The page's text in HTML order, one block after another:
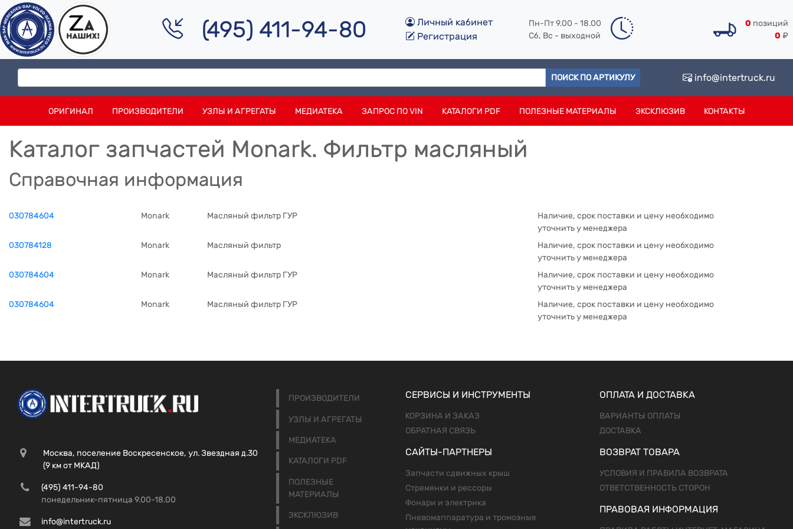
(495) 411-94-80
Личный кабинет
Регистрация
Пн-Пт 9.00 - 18.00
Сб, Вс - выходной
0 позиций
0 ₽
ПОИСК ПО АРТИКУЛУ info@intertruck.ru
ОРИГИНАЛ ПРОИЗВОДИТЕЛИ УЗЛЫ И АГРЕГАТЫ МЕДИАТЕКА ЗАПРОС ПО VIN КАТАЛОГИ PDF ПОЛЕЗНЫЕ МАТЕРИАЛЫ ЭКСКЛЮЗИВ КОНТАКТЫ
Каталог запчастей Monark. Фильтр масляный
Справочная информация
030784604 Monark Масляный фильтр ГУР
Наличие, срок поставки и цену необходимо
уточнить у менеджера
030784128
Monark Масляный фильтр
Наличие, срок поставки и цену необходимо
уточнить у менеджера
030784604
Monark Масляный фильтр ГУР
Наличие, срок поставки и цену необходимо
уточнить у менеджера
030784604
Monark Масляный фильтр ГУР
Наличие, срок поставки и цену необходимо
уточнить у менеджера
Москва, поселение Воскресенское, ул. Звездная д.30
(9 км от МКАД)
(495) 411-94-80
понедельник-пятница 9.00-18.00
info@intertruck.ru
ПРОИЗВОДИТЕЛИ
УЗЛЫ И АГРЕГАТЫ
МЕДИАТЕКА
КАТАЛОГИ PDF
ПОЛЕЗНЫЕ
МАТЕРИАЛЫ
ЭКСКЛЮЗИВ
СЕРВИСЫ И ИНСТРУМЕНТЫ
КОРЗИНА И ЗАКАЗ
ОБРАТНАЯ СВЯЗЬ
САЙТЫ-ПАРТНЕРЫ
Запчасти сдвижных крыш
Стремянки и рессоры
Фонари и электрика
Пневомаппаратура и тромозные
ОПЛАТА И ДОСТАВКА
ВАРИАНТЫ ОПЛАТЫ
ДОСТАВКА
ВОЗВРАТ ТОВАРА
УСЛОВИЯ И ПРАВИЛА ВОЗВРАТА
ОТВЕТСТВЕННОСТЬ СТОРОН
ПРАВОВАЯ ИНФОРМАЦИЯ